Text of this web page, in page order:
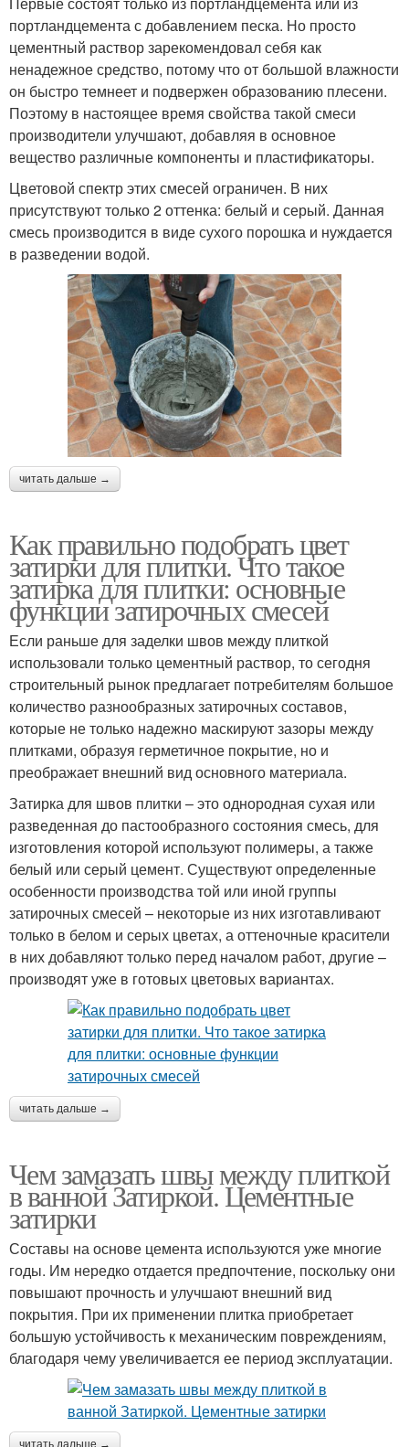
портландцемента с добавлением песка. Но просто
цементный раствор зарекомендовал себя как
ненадежное средство, потому что от большой влажности
он быстро темнеет и подвержен образованию плесени.
Поэтому в настоящее время свойства такой смеси
производители улучшают, добавляя в основное
вещество различные компоненты и пластификаторы.
Цветовой спектр этих смесей ограничен. В них
присутствуют только 2 оттенка: белый и серый. Данная
смесь производится в виде сухого порошка и нуждается
в разведении водой.
читать дальше →
Как правильно подобрать цвет
затирки для плитки. Что такое
затирка для плитки: основные
функции затирочных смесей
Если раньше для заделки швов между плиткой
использовали только цементный раствор, то сегодня
строительный рынок предлагает потребителям большое
количество разнообразных затирочных составов,
которые не только надежно маскируют зазоры между
плитками, образуя герметичное покрытие, но и
преображает внешний вид основного материала.
Затирка для швов плитки – это однородная сухая или
разведенная до пастообразного состояния смесь, для
изготовления которой используют полимеры, а также
белый или серый цемент. Существуют определенные
особенности производства той или иной группы
затирочных смесей – некоторые из них изготавливают
только в белом и серых цветах, а оттеночные красители
в них добавляют только перед началом работ, другие –
производят уже в готовых цветовых вариантах.
читать дальше →
Чем замазать швы между плиткой
в ванной Затиркой. Цементные
затирки
Составы на основе цемента используются уже многие
годы. Им нередко отдается предпочтение, поскольку они
повышают прочность и улучшают внешний вид
покрытия. При их применении плитка приобретает
большую устойчивость к механическим повреждениям,
благодаря чему увеличивается ее период эксплуатации.